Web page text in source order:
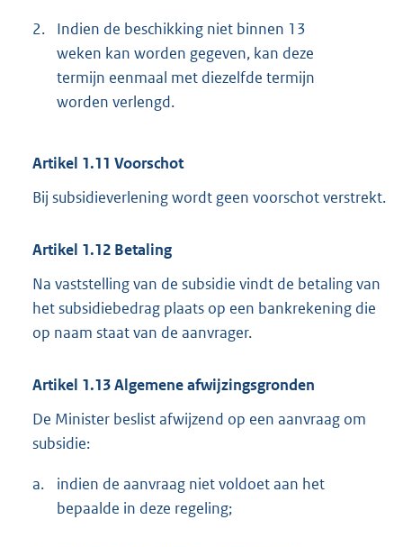
2.
Indien de beschikking niet binnen 13
weken kan worden gegeven, kan deze
termijn eenmaal met diezelfde termijn
worden verlengd.
Artikel 1.11 Voorschot
Bij subsidieverlening wordt geen voorschot verstrekt.
Artikel 1.12 Betaling
Na vaststelling van de subsidie vindt de betaling van
het subsidiebedrag plaats op een bankrekening die
op naam staat van de aanvrager.
Artikel 1.13 Algemene afwijzingsgronden
De Minister beslist afwijzend op een aanvraag om
subsidie:
a.
indien de aanvraag niet voldoet aan het
bepaalde in deze regeling;